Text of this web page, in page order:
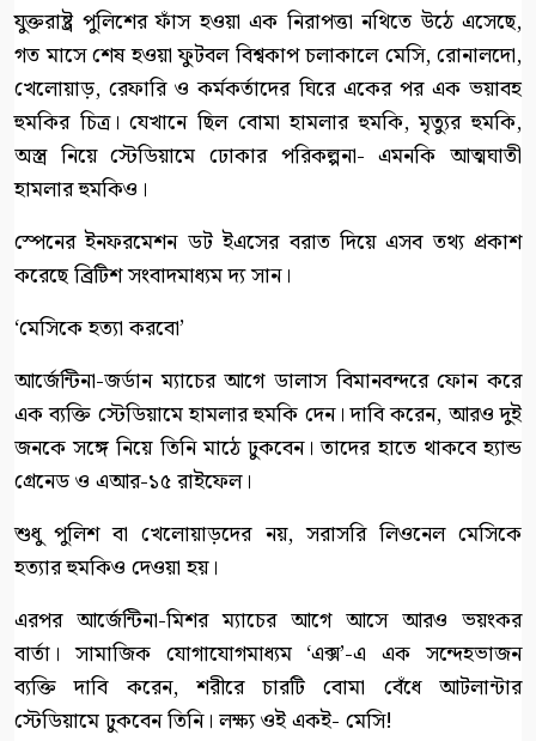
যুক্তরাষ্ট্র পুলিশের ফাঁস হওয়া এক নিরাপত্তা নথিতে উঠে এসেছে,
গত মাসে শেষ হওয়া ফুটবল বিশ্বকাপ চলাকালে মেসি, রোনালদো,
খেলোয়াড়, রেফারি ও কর্মকর্তাদের ঘিরে একের পর এক ভয়াবহ
হুমকির চিত্র। যেখানে ছিল বোমা হামলার হুমকি, মৃত্যুর হুমকি,
অস্ত্র নিয়ে স্টেডিয়ামে ঢোকার পরিকল্পনা- এমনকি আত্মঘাতী
হামলার হুমকিও।
স্পেনের ইনফরমেশন ডট ইএসের বরাত দিয়ে এসব তথ্য প্রকাশ
করেছে ব্রিটিশ সংবাদমাধ্যম দ্য সান।
‘মেসিকে হত্যা করবো’
আর্জেন্টিনা-জর্ডান ম্যাচের আগে ডালাস বিমানবন্দরে ফোন করে
এক ব্যক্তি স্টেডিয়ামে হামলার হুমকি দেন। দাবি করেন, আরও দুই
জনকে সঙ্গে নিয়ে তিনি মাঠে ঢুকবেন। তাদের হাতে থাকবে হ্যান্ড
গ্রেনেড ও এআর-১৫ রাইফেল।
শুধু পুলিশ বা খেলোয়াড়দের নয়, সরাসরি লিওনেল মেসিকে
হত্যার হুমকিও দেওয়া হয়।
এরপর আর্জেন্টিনা-মিশর ম্যাচের আগে আসে আরও ভয়ংকর
বার্তা। সামাজিক যোগাযোগমাধ্যম ‘এক্স’-এ এক সন্দেহভাজন
ব্যক্তি দাবি করেন, শরীরে চারটি বোমা বেঁধে আটলান্টার
স্টেডিয়ামে ঢুকবেন তিনি। লক্ষ্য ওই একই- মেসি!